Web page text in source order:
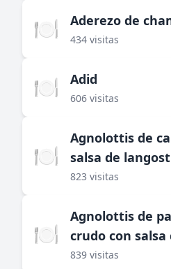
🍽️ Aderezo de
434 visitas
🍽️ Adid
606 visitas
🍽️
Agnolottis de
salsa de
823 visitas
🍽️
Agnolottis de
crudo con
839 visitas